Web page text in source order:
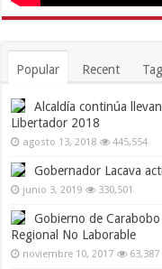
Popular Recent
Alcaldía continúa
Libertador 2018
agosto 13, 2018 445,554
Gobernador Lacava
junio 3, 2019 330,501
Gobierno de
Regional No Laborable
noviembre 10, 2017 63,387